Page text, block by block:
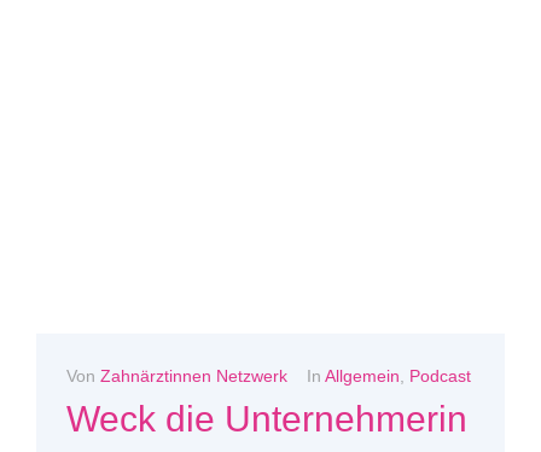
Von Zahnärztinnen Netzwerk In Allgemein Podcast
Weck die Unternehmerin